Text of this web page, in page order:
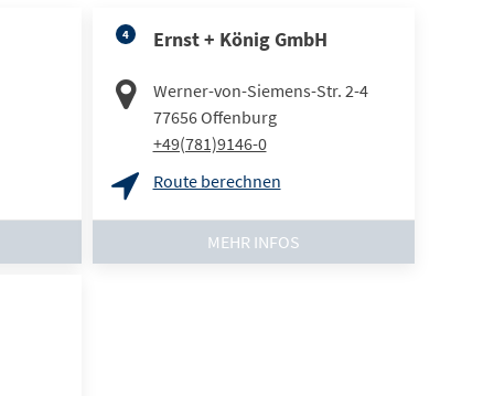
4 Ernst + König GmbH
Werner-von-Siemens-Str. 2-4
77656Offenburg
+49(781)9146-0
Route berechnen
MEHR INFOS